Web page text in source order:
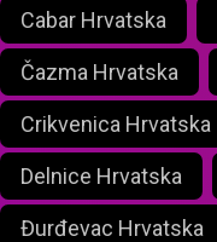
Cabar Hrvatska
Čazma Hrvatska
Crikvenica Hrvatska
Delnice Hrvatska
Đurđevac Hrvatska